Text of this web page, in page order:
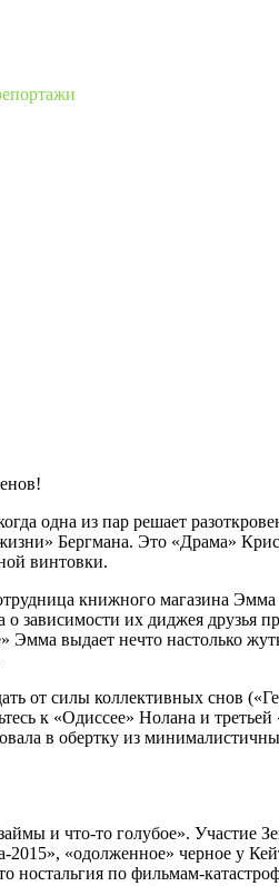
одна из пар решает
Бергмана. Это «Драма»
винтовки.
книжного магазина
зависимости их диджея друзья
выдает нечто настолько
от силы коллективных снов
к «Одиссее» Нолана и
в обертку из
и что-то голубое». Участие
«одолженное» черное у
ностальгия по фильмам-